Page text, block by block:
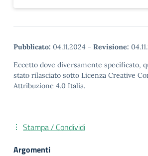
Pubblicato: 04.11.2024 - Revisione:
Eccetto dove diversamente specificato,
stato rilasciato sotto Licenza Creative
Attribuzione 4.0 Italia.
Stampa / Condividi
Argomenti